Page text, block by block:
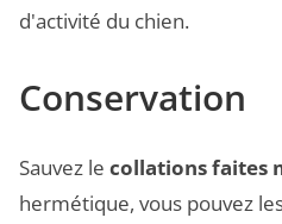
d'activité du chien.
Conservation
Sauvez le collations faites
hermétique, vous pouvez